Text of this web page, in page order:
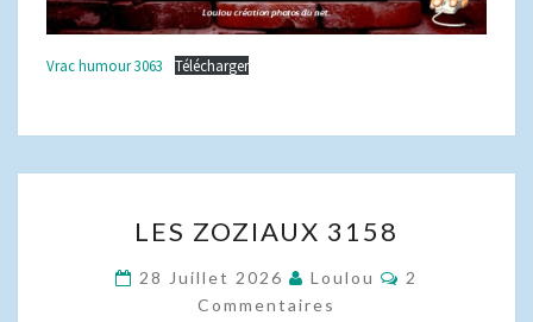
Vrac humour 3063 Télécharger
ZOZIAUX
3158
LES ZOZIAUX 3158
28 Juillet 2026 Loulou
2
Commentaires